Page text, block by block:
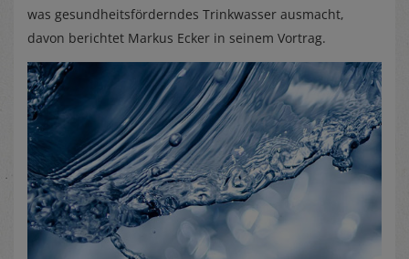
was gesundheitsförderndes Trinkwasser ausmacht,
davon berichtet Markus Ecker in seinem Vortrag.